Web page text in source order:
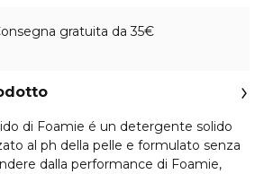
gratuita da 35€
di Foamie é un detergente solido
al ph della pelle e formulato senza
dalla performance di Foamie,